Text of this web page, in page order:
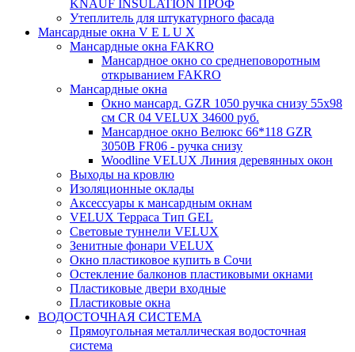
KNAUF INSULATION ПРОФ
Утеплитель для штукатурного фасада
Мансардные окна V E L U X
Мансардные окна FAKRO
Мансардное окно со среднеповоротным
открыванием FAKRO
Мансардные окна
Окно мансард. GZR 1050 ручка снизу 55х98
см CR 04 VELUX 34600 руб.
Мансардное окно Велюкс 66*118 GZR
3050B FR06 - ручка снизу
Woodline VELUX Линия деревянных окон
Выходы на кровлю
Изоляционные оклады
Аксессуары к мансардным окнам
VELUX Терраса Тип GEL
Световые туннели VELUX
Зенитные фонари VELUX
Окно пластиковое купить в Сочи
Остекление балконов пластиковыми окнами
Пластиковые двери входные
Пластиковые окна
ВОДОСТОЧНАЯ СИСТЕМА
Прямоугольная металлическая водосточная
система